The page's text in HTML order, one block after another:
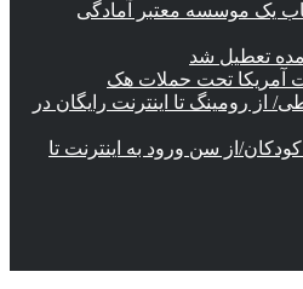
یک موسسه معتبر آمادگی
تعطیل شد
آمریکا تحت حملات هک
از رومینگ تا اینترنت رایگان در
از سن ورود به اینترنت تا